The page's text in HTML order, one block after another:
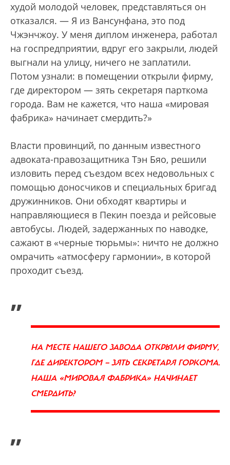
худой молодой человек, представляться он
отказался. — Я из Вансунфана, это под
Чжэнчжоу. У меня диплом инженера, работал
на госпредприятии, вдруг его закрыли, людей
выгнали на улицу, ничего не заплатили.
Потом узнали: в помещении открыли фирму,
где директором — зять секретаря парткома
города. Вам не кажется, что наша «мировая
фабрика» начинает смердить?»
Власти провинций, по данным известного
адвоката-правозащитника Тэн Бяо, решили
изловить перед съездом всех недовольных с
помощью доносчиков и специальных бригад
дружинников. Они обходят квартиры и
направляющиеся в Пекин поезда и рейсовые
автобусы. Людей, задержанных по наводке,
сажают в «черные тюрьмы»: ничто не должно
омрачить «атмосферу гармонии», в которой
проходит съезд.
„
НА МЕСТЕ НАШЕГО ЗАВОДА ОТКРЫЛИ ФИРМУ,
ГДЕ ДИРЕКТОРОМ — ЗЯТЬ СЕКРЕТАРЯ ГОРКОМА.
НАША «МИРОВАЯ ФАБРИКА» НАЧИНАЕТ
СМЕРДИТЬ?
”